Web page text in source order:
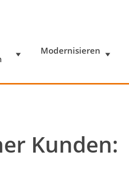
Modernisieren
Kunden: